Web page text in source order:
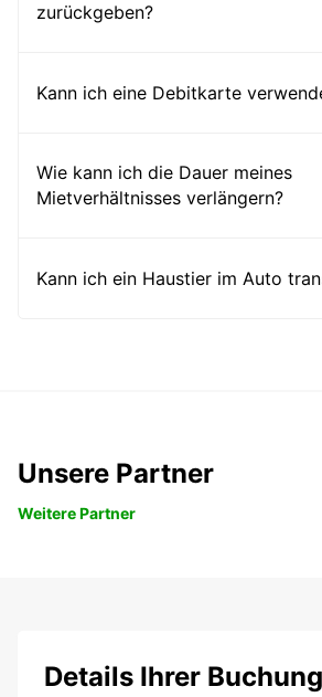
zurückgeben?
Kann ich eine Debitkarte
Wie kann ich die Dauer meines
Mietverhältnisses verlängern?
Kann ich ein Haustier im Auto
Unsere Partner
Weitere Partner
Details Ihrer Buchung